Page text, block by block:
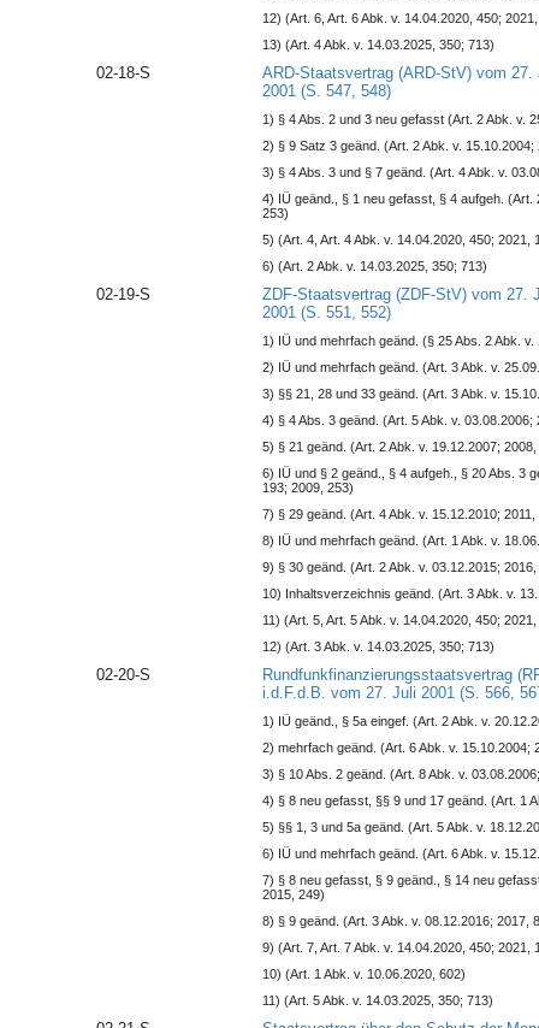
12) (Art. 6, Art. 6 Abk. v. 14.04.2020, 450;
13) (Art. 4 Abk. v. 14.03.2025, 350; 713)
02-18-S
ARD-Staatsvertrag (ARD-StV) vom
2001 (S. 547, 548)
1) § 4 Abs. 2 und 3 neu gefasst (Art. 2 Abk. v.
2) § 9 Satz 3 geänd. (Art. 2 Abk. v.
3) § 4 Abs. 3 und § 7 geänd. (Art. 4 Abk. v.
4) IÜ geänd., § 1 neu gefasst, § 4 aufgeh. (Art.
253)
5) (Art. 4, Art. 4 Abk. v. 14.04.2020, 450; 2021,
6) (Art. 2 Abk. v. 14.03.2025, 350; 713)
02-19-S
ZDF-Staatsvertrag (ZDF-StV) vom 27.
2001 (S. 551, 552)
1) IÜ und mehrfach geänd. (§ 25 Abs. 2 Abk.
2) IÜ und mehrfach geänd. (Art. 3 Abk. v.
3) §§ 21, 28 und 33 geänd. (Art. 3 Abk. v.
4) § 4 Abs. 3 geänd. (Art. 5 Abk. v. 03.08.2006;
5) § 21 geänd. (Art. 2 Abk. v. 19.12.2007;
6) IÜ und § 2 geänd., § 4 aufgeh., § 20 Abs. 3
193; 2009, 253)
7) § 29 geänd. (Art. 4 Abk. v. 15.12.2010;
8) IÜ und mehrfach geänd. (Art. 1 Abk. v.
9) § 30 geänd. (Art. 2 Abk. v. 03.12.2015;
10) Inhaltsverzeichnis geänd. (Art. 3 Abk. v.
11) (Art. 5, Art. 5 Abk. v. 14.04.2020, 450;
12) (Art. 3 Abk. v. 14.03.2025, 350; 713)
02-20-S
Rundfunkfinanzierungsstaatsvertrag
i.d.F.d.B. vom 27. Juli 2001 (S. 566,
1) IÜ geänd., § 5a eingef. (Art. 2 Abk. v.
2) mehrfach geänd. (Art. 6 Abk. v. 15.10.2004;
3) § 10 Abs. 2 geänd. (Art. 8 Abk. v.
4) § 8 neu gefasst, §§ 9 und 17 geänd. (Art. 1
5) §§ 1, 3 und 5a geänd. (Art. 5 Abk. v.
6) IÜ und mehrfach geänd. (Art. 6 Abk. v.
7) § 8 neu gefasst, § 9 geänd., § 14 neu
2015, 249)
8) § 9 geänd. (Art. 3 Abk. v. 08.12.2016; 2017,
9) (Art. 7, Art. 7 Abk. v. 14.04.2020, 450; 2021,
10) (Art. 1 Abk. v. 10.06.2020, 602)
11) (Art. 5 Abk. v. 14.03.2025, 350; 713)